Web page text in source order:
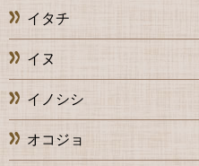
イタチ
イヌ
イノシシ
オコジョ